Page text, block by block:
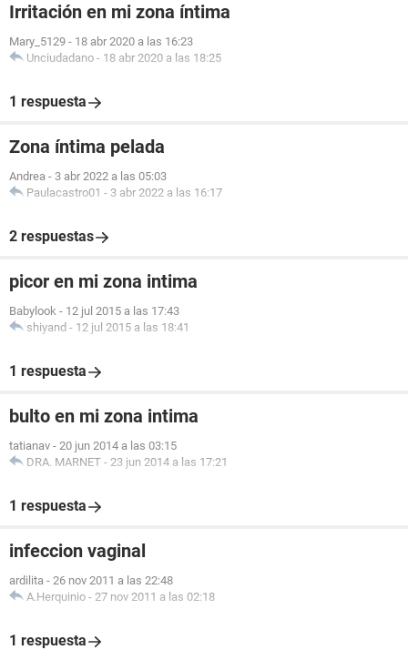
Irritación en mi zona íntima
Mary_5129 - 18 abr 2020 a las 16:23
Unciudadano - 18 abr 2020 a las 18:25
1 respuesta
Zona íntima pelada
Andrea - 3 abr 2022 a las 05:03
Paulacastro01 - 3 abr 2022 a las 16:17
2 respuestas
picor en mi zona intima
Babylook - 12 jul 2015 a las 17:43
shiyand - 12 jul 2015 a las 18:41
1 respuesta
bulto en mi zona intima
tatianav - 20 jun 2014 a las 03:15
DRA. MARNET - 23 jun 2014 a las 17:21
1 respuesta
infeccion vaginal
ardilita - 26 nov 2011 a las 22:48
A.Herquinio - 27 nov 2011 a las 02:18
1 respuesta